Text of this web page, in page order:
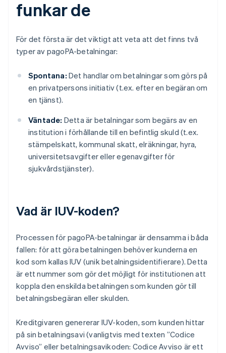
funkar de
För det första är det viktigt att veta att det finns två
typer av pagoPA-betalningar:
Spontana: Det handlar om betalningar som görs på
en privatpersons initiativ (t.ex. efter en begäran om
en tjänst).
Väntade: Detta är betalningar som begärs av en
institution i förhållande till en befintlig skuld (t.ex.
stämpelskatt, kommunal skatt, elräkningar, hyra,
universitetsavgifter eller egenavgifter för
sjukvårdstjänster).
Vad är IUV-koden?
Processen för pagoPA-betalningar är densamma i båda
fallen: för att göra betalningen behöver kunderna en
kod som kallas IUV (unik betalningsidentifierare). Detta
är ett nummer som gör det möjligt för institutionen att
koppla den enskilda betalningen som kunden gör till
betalningsbegäran eller skulden.
Kreditgivaren genererar IUV-koden, som kunden hittar
på sin betalningsavi (vanligtvis med texten ”Codice
Avviso” eller betalningsavikoden: Codice Avviso är ett